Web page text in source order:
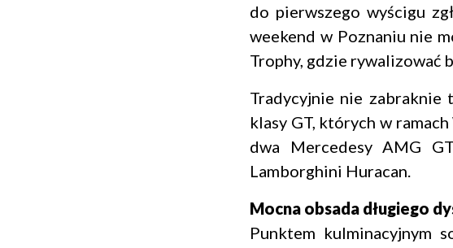
do pierwszego wyścigu
weekend w Poznaniu nie
Trophy, gdzie rywalizować
Tradycyjnie nie zabraknie
klasy GT, których w
dwa Mercedesy AMG
Lamborghini Huracan.
Mocna obsada długiego
Punktem kulminacyjnym